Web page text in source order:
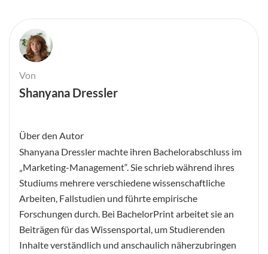
Von
Shanyana Dressler
Über den Autor
Shanyana Dressler machte ihren Bachelorabschluss im
„Marketing-Management“. Sie schrieb während ihres
Studiums mehrere verschiedene wissenschaftliche
Arbeiten, Fallstudien und führte empirische
Forschungen durch. Bei BachelorPrint arbeitet sie an
Beiträgen für das Wissensportal, um Studierenden
Inhalte verständlich und anschaulich näherzubringen